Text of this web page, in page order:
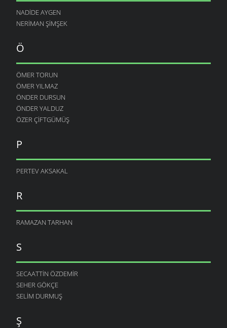
NADIDE AYGEN
NERIMAN ŞIMŞEK
Ö
ÖMER TORUN
ÖMER YILMAZ
ÖNDER DURSUN
ÖNDER YALDUZ
ÖZER ÇIFTGÜMÜŞ
P
PERTEV AKSAKAL
R
RAMAZAN TARHAN
S
SECAATTIN ÖZDEMIR
SEHER GÖKÇE
SELIM DURMUŞ
Ş